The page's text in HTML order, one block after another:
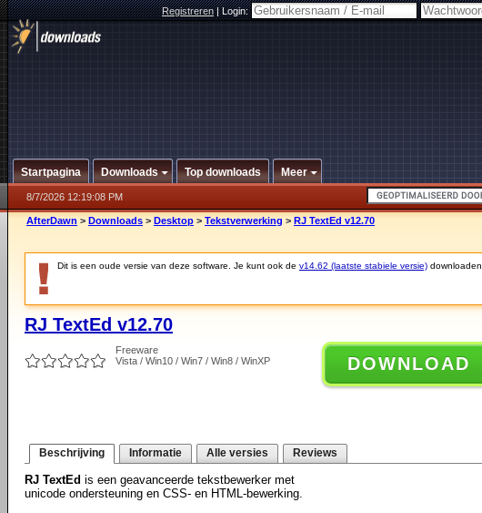
Registreren|Login:
Startpagina Downloads Top downloads Meer
8/7/2026 12:19:08 PM
AfterDawn > Downloads > Desktop > Tekstverwerking > RJ TextEd v12.70
Dit is een oude versie van deze software. Je kunt ook de v14.62 (laatste stabiele versie) downloaden.
RJ TextEd v12.70
Freeware
Vista / Win10 / Win7 / Win8 / WinXP
DOWNLOAD
Beschrijving Informatie Alle versies Reviews
RJ TextEd is een geavanceerde tekstbewerker met
unicode ondersteuning en CSS- en HTML-bewerking.